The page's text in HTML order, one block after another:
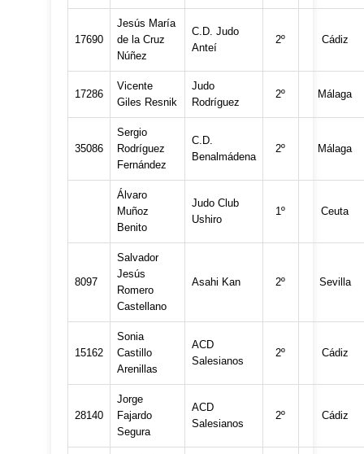
17690
Jesús María
de la Cruz
Núñez
C.D. Judo
Anteí
2º Cádiz
17286
Vicente
Giles Resnik
Judo
Rodríguez
2º Málaga
35086
Sergio
Rodríguez
Fernández
C.D.
Benalmádena
2º Málaga
Álvaro
Muñoz
Benito
Judo Club
Ushiro
1º Ceuta
8097
Salvador
Jesús
Romero
Castellano
Asahi Kan 2º Sevilla
15162
Sonia
Castillo
Arenillas
ACD
Salesianos
2º Cádiz
28140
Jorge
Fajardo
Segura
ACD
Salesianos
2º Cádiz